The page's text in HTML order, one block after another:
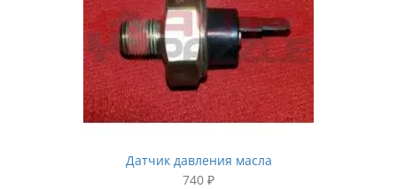
Датчик давления масла
740 ₽